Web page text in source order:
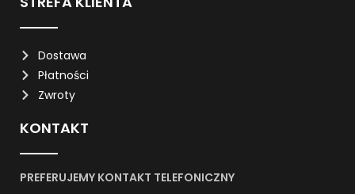
Dostawa
Płatności
Zwroty
KONTAKT
PREFERUJEMY KONTAKT TELEFONICZNY